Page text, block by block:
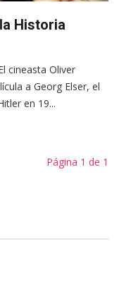
Historia
cineasta Oliver
a Georg Elser, el
en 19...
Página 1 de 1